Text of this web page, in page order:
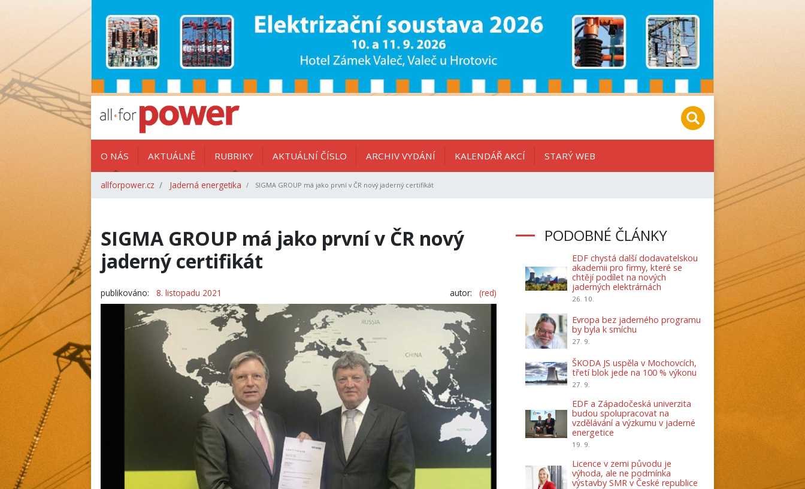
O NÁS AKTUÁLNĚ RUBRIKY AKTUÁLNÍ ČÍSLO ARCHIV VYDÁNÍ KALENDÁŘ AKCÍ STARÝ WEB
allforpower.cz Jaderná energetika SIGMA GROUP má jako první v ČR nový jaderný certifikát
SIGMA GROUP má jako první v ČR nový
jaderný certifikát
publikováno: 8. listopadu 2021 autor: (red)
PODOBNÉ ČLÁNKY
EDF chystá další dodavatelskou
akademii pro firmy, které se
chtějí podílet na nových
jaderných elektrárnách
26. 10.
Evropa bez jaderného programu
by byla k smíchu
27. 9.
ŠKODA JS uspěla v Mochovcích,
třetí blok jede na 100 % výkonu
27. 9.
EDF a Západočeská univerzita
budou spolupracovat na
vzdělávání a výzkumu v jaderné
energetice
19. 9.
Licence v zemi původu je
výhoda, ale ne podmínka
výstavby SMR v České republice